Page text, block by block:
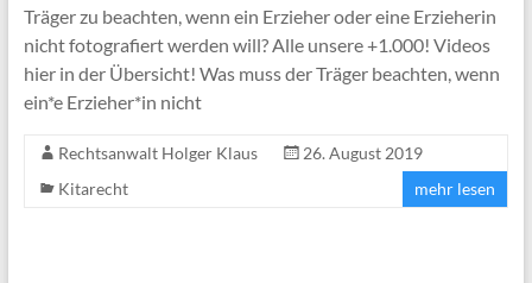
Träger zu beachten, wenn ein Erzieher oder eine Erzieherin
nicht fotografiert werden will? Alle unsere +1.000! Videos
hier in der Übersicht! Was muss der Träger beachten, wenn
ein*e Erzieher*in nicht
Rechtsanwalt Holger Klaus
26. August 2019
Kitarecht
mehr lesen